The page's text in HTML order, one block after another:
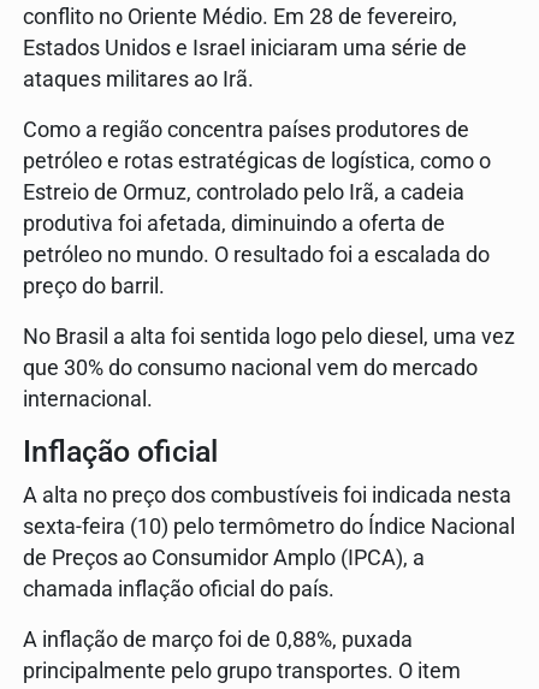
conflito no Oriente Médio. Em 28 de fevereiro,
Estados Unidos e Israel iniciaram uma série de
ataques militares ao Irã.
Como a região concentra países produtores de
petróleo e rotas estratégicas de logística, como o
Estreio de Ormuz, controlado pelo Irã, a cadeia
produtiva foi afetada, diminuindo a oferta de
petróleo no mundo. O resultado foi a escalada do
preço do barril.
No Brasil a alta foi sentida logo pelo diesel, uma vez
que 30% do consumo nacional vem do mercado
internacional.
Inflação oficial
A alta no preço dos combustíveis foi indicada nesta
sexta-feira (10) pelo termômetro do Índice Nacional
de Preços ao Consumidor Amplo (IPCA), a
chamada inflação oficial do país.
A inflação de março foi de 0,88%, puxada
principalmente pelo grupo transportes. O item